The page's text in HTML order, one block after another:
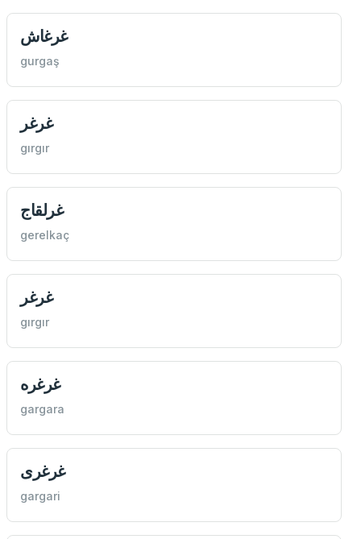
غرغاش
gurgaş
غرغر
gırgır
غرلقاج
gerelkaç
غرغر
gırgır
غرغره
gargara
غرغری
gargari